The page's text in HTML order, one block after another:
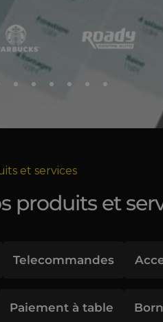
et services
produits et
Telecommandes
Paiement à table